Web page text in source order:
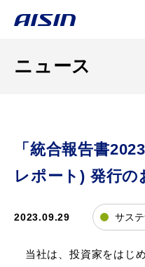
ニュース
「統合報告書
レポート) 発行の
2023.09.29 サス
当社は、投資家をはじ